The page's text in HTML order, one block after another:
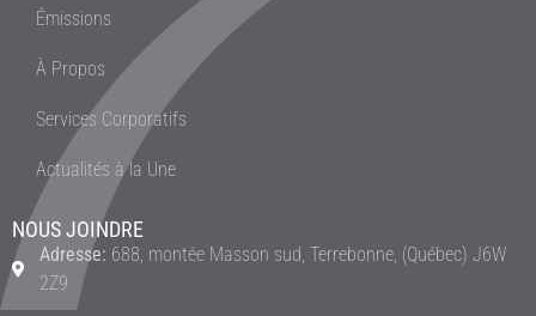
Émissions
À Propos
Services Corporatifs
Actualités à la Une
NOUS JOINDRE
Adresse: 688, montée Masson sud, Terrebonne, (Québec) J6W
2Z9